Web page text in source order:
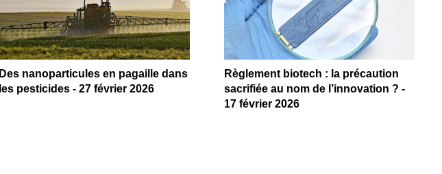
Des nanoparticules en pagaille dans
les pesticides - 27 février 2026
Règlement biotech : la précaution
sacrifiée au nom de l’innovation ? -
17 février 2026